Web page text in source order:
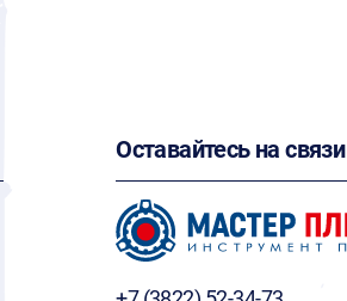
Оставайтесь на связи